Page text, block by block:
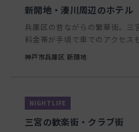
新開地・湊川周辺のホテル
兵庫区の昔ながらの繁華街。三
料金帯が手頃で車でのアクセス
神戸市兵庫区 新開地
三宮の歓楽街・クラブ街